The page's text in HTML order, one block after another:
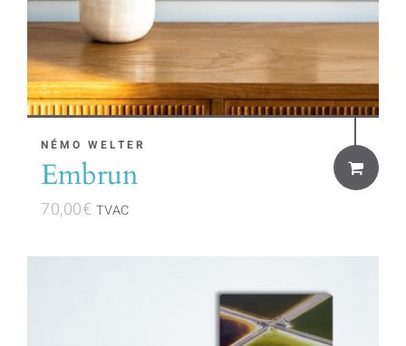
NÉMO WELTER
Embrun
70,00€ TVAC